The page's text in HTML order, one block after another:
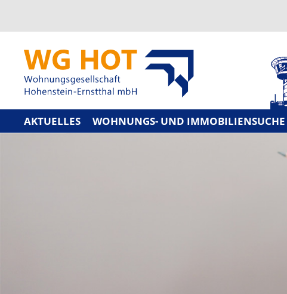
AKTUELLES WOHNUNGS- UND IMMOBILIENSUCHE